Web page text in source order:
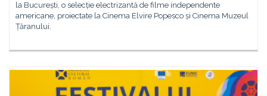
la București, o selecție electrizantă de filme independente
americane, proiectate la Cinema Elvire Popesco și Cinema Muzeul
Țăranului.